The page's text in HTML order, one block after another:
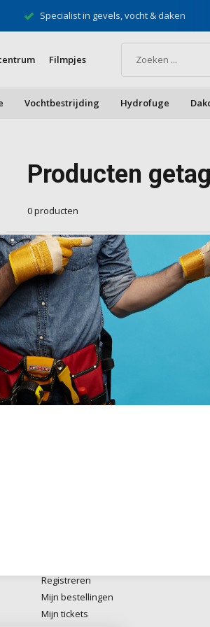
Specialist in gevels, vocht & daken
Filmpjes
Vochtbestrijding Hydrofuge
Producten
0 producten
Geen producten gevonden!...
Wij helpen je graag
Registreren
Mijn bestellingen
Mijn tickets